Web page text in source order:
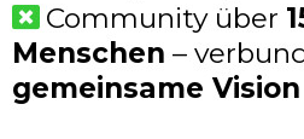
Community über
Menschen –
gemeinsame Vision